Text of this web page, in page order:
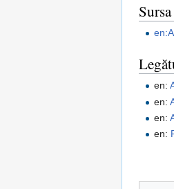
Sursa
en:
en:
en:
en: